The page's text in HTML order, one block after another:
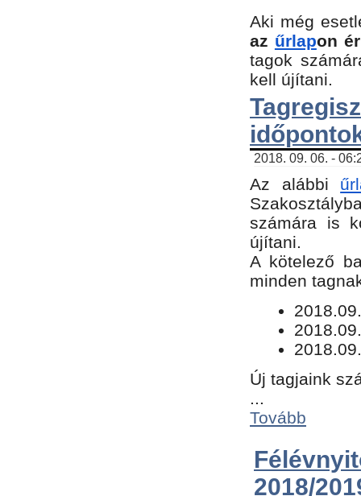
Aki még
az űrlapon
tagok
kell újítani.
2018. 09. 06. -
Az alábbi
számára is
újítani.
​A kötelező
minden
Új tagjaink
...
Tovább
2018/